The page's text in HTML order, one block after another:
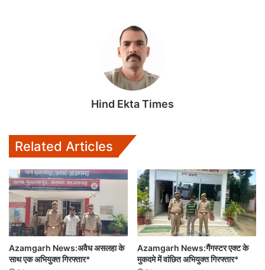
Hind Ekta Times
Related Articles
Azamgarh News:अवैध असलहा के
साथ एक अभियुक्त गिरफ्तार*
Azamgarh News:गैंगस्टर एक्ट के
मुकदमे में वांछित अभियुक्त गिरफ्तार*